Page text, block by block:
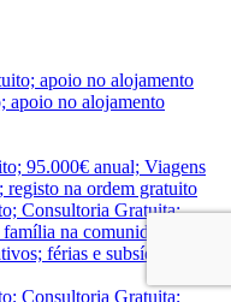
apoio no alojamento
apoio no alojamento
95.000€ anual; Viagens
registo na ordem gratuito
Consultoria Gratuita;
na comunidade
férias e subsído de
Consultoria Gratuita;